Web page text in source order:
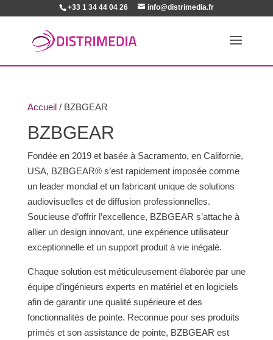
+33 1 34 44 04 26 info@distrimedia.fr
Accueil/ BZBGEAR
BZBGEAR
Fondée en 2019 et basée à Sacramento, en Californie,
USA, BZBGEAR® s’est rapidement imposée comme
un leader mondial et un fabricant unique de solutions
audiovisuelles et de diffusion professionnelles.
Soucieuse d’offrir l’excellence, BZBGEAR s’attache à
allier un design innovant, une expérience utilisateur
exceptionnelle et un support produit à vie inégalé.
Chaque solution est méticuleusement élaborée par une
équipe d’ingénieurs experts en matériel et en logiciels
afin de garantir une qualité supérieure et des
fonctionnalités de pointe. Reconnue pour ses produits
primés et son assistance de pointe, BZBGEAR est